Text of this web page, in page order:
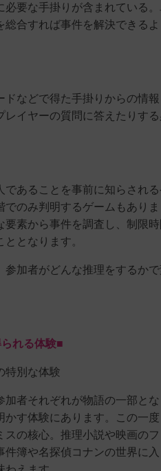
必要な手掛りが含まれている
総合すれば事件を解決できる
ドなどで得た手掛りからの情
レイヤーの質問に答えたりす
であることを事前に知らされ
のみ判明するゲームもありま
要素から事件を調査し、制限
となります。
参加者がどんな推理をするか
れる体験■
特別な体験
加者それぞれが物語の一部とな
かす体験にあります。この一
スの核心。推理小説や映画の
件簿や名探偵コナンの世界に